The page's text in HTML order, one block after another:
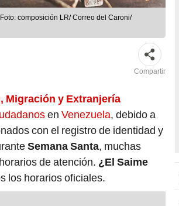
composición LR/ Correo del Caroni/
Compartir
Migración y Extranjería
en Venezuela, debido a
con el registro de identidad y
Semana Santa, muchas
de atención. ¿El Saime
los horarios oficiales.